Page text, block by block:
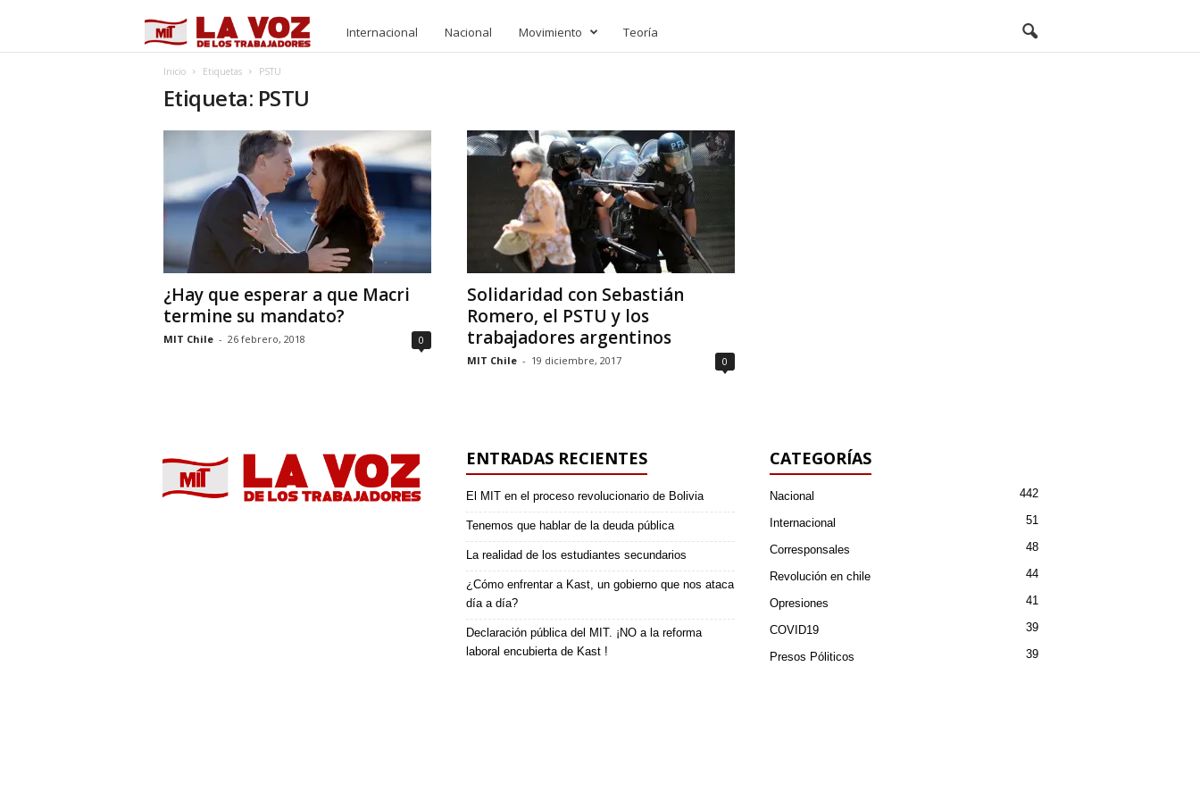
Internacional Nacional Movimiento Teoría
Inicio Etiquetas PSTU
Etiqueta: PSTU
¿Hay que esperar a que Macri
termine su mandato?
MIT Chile - 26 febrero, 2018 0
Solidaridad con Sebastián
Romero, el PSTU y los
trabajadores argentinos
MIT Chile - 19 diciembre, 2017 0
ENTRADAS RECIENTES
El MIT en el proceso revolucionario de Bolivia
Tenemos que hablar de la deuda pública
La realidad de los estudiantes secundarios
¿Cómo enfrentar a Kast, un gobierno que nos ataca
día a día?
Declaración pública del MIT. ¡NO a la reforma
laboral encubierta de Kast !
CATEGORÍAS
Nacional 442
Internacional 51
Corresponsales 48
Revolución en chile 44
Opresiones 41
COVID19 39
Presos Póliticos 39